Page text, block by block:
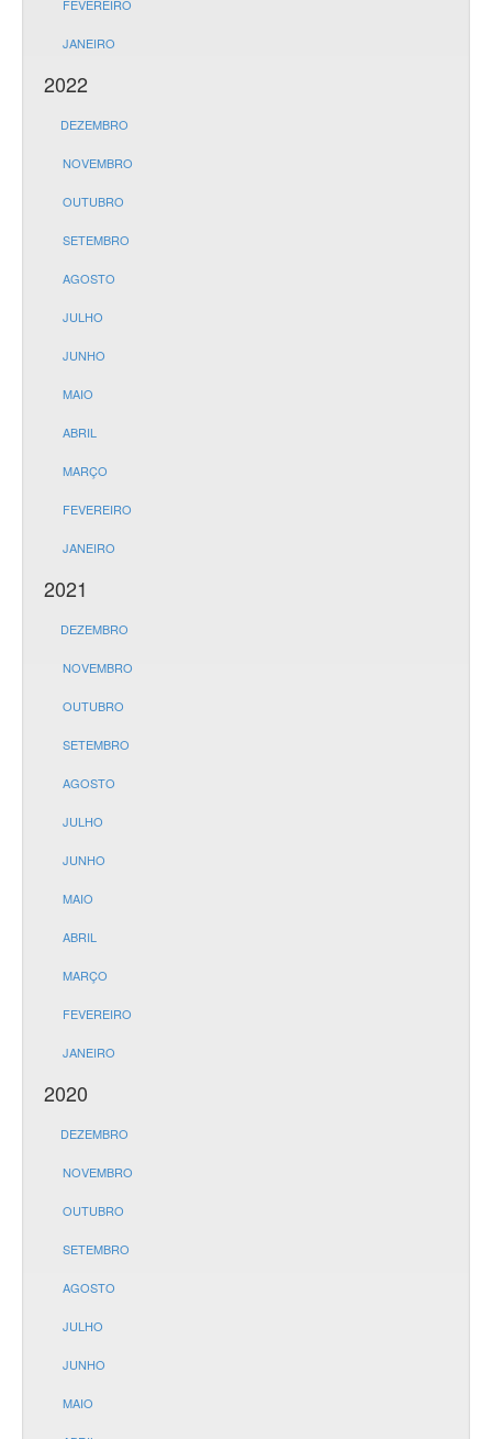
FEVEREIRO
JANEIRO
2022
DEZEMBRO
NOVEMBRO
OUTUBRO
SETEMBRO
AGOSTO
JULHO
JUNHO
MAIO
ABRIL
MARÇO
FEVEREIRO
JANEIRO
2021
DEZEMBRO
NOVEMBRO
OUTUBRO
SETEMBRO
AGOSTO
JULHO
JUNHO
MAIO
ABRIL
MARÇO
FEVEREIRO
JANEIRO
2020
DEZEMBRO
NOVEMBRO
OUTUBRO
SETEMBRO
AGOSTO
JULHO
JUNHO
MAIO